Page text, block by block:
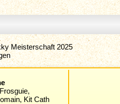
Meisterschaft 2025
Kit Cath